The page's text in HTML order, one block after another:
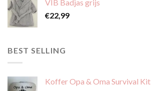
VIB Badjas grijs
€22,99
BEST SELLING
Koffer Opa & Oma Survival Kit